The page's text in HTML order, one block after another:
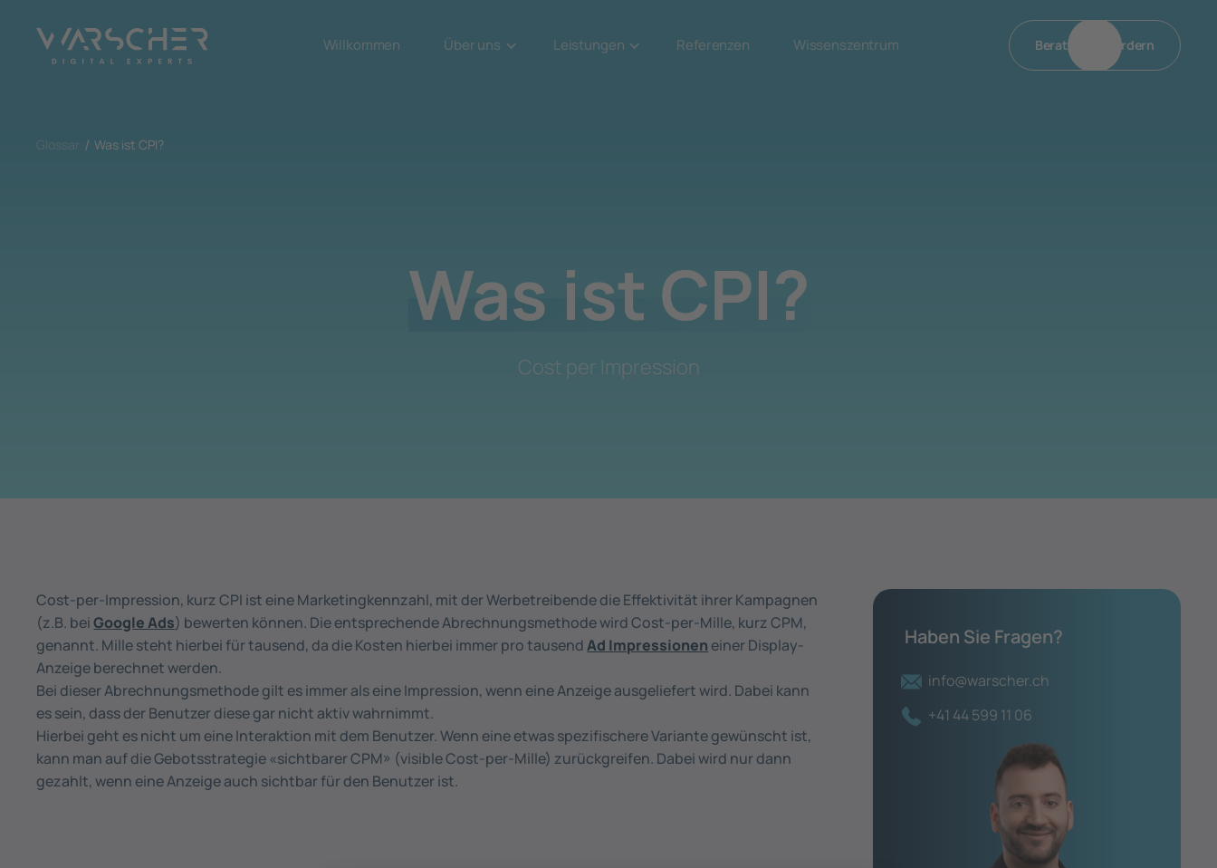
Willkommen Über uns Leistungen Referenzen Wissenszentrum Beratung Anfordern
Glossar Was ist CPI?
Was ist CPI?
Cost per Impression
Cost-per-Impression, kurz CPI ist eine Marketingkennzahl, mit der Werbetreibende die Effektivität ihrer Kampagnen
(z.B. beiGoogle Ads) bewerten können. Die entsprechende Abrechnungsmethode wird Cost-per-Mille, kurz CPM,
genannt. Mille steht hierbei für tausend, da die Kosten hierbei immer pro tausendAd Impressionen einer Display-
Anzeige berechnet werden.
Bei dieser Abrechnungsmethode gilt es immer als eine Impression, wenn eine Anzeige ausgeliefert wird. Dabei kann
es sein, dass der Benutzer diese gar nicht aktiv wahrnimmt.
Hierbei geht es nicht um eine Interaktion mit dem Benutzer. Wenn eine etwas spezifischere Variante gewünscht ist,
kann man auf die Gebotsstrategie «sichtbarer CPM» (visible Cost-per-Mille) zurückgreifen. Dabei wird nur dann
gezahlt, wenn eine Anzeige auch sichtbar für den Benutzer ist.
Haben Sie Fragen?
info@warscher.ch
+41 44 599 11 06